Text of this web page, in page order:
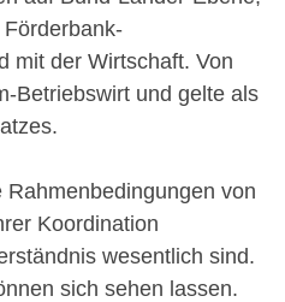
mit der Wirtschaft. Von
Betriebswirt und gelte als
Rahmenbedingungen von
Koordination
wesentlich sind.
sich sehen lassen.